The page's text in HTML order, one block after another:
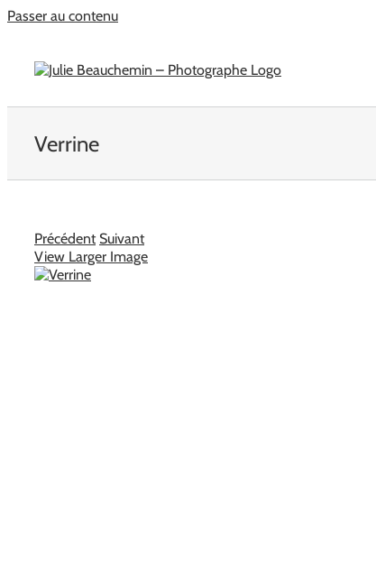
Passer au contenu
Verrine
Précédent Suivant
View Larger Image